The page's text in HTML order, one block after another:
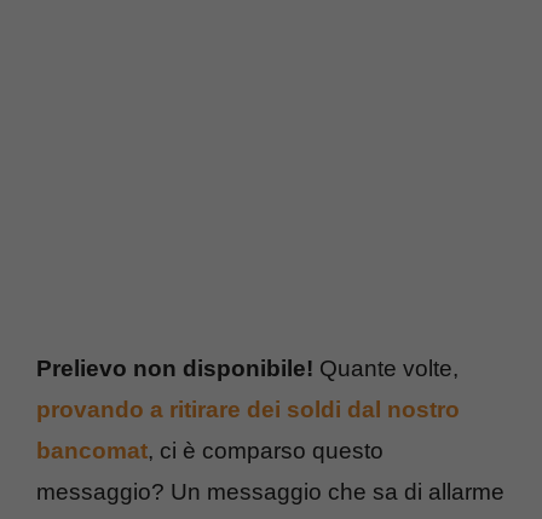
Prelievo non disponibile! Quante volte,
provando a ritirare dei soldi dal nostro
bancomat, ci è comparso questo
messaggio? Un messaggio che sa di allarme